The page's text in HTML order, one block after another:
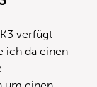
verfügt
ich da einen